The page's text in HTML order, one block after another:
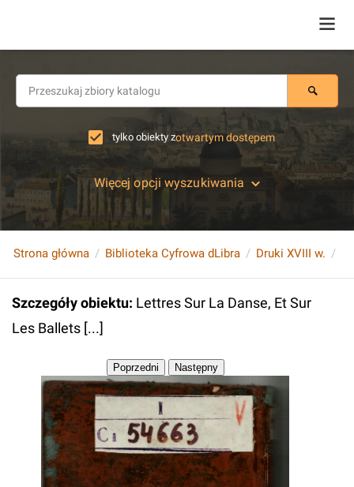
tylko obiekty zotwartym dostępem
Więcej opcji wyszukiwania
Strona główna Biblioteka Cyfrowa dLibra Druki XVIII w.
Szczegóły obiektu: Lettres Sur La Danse, Et Sur
Les Ballets [...]